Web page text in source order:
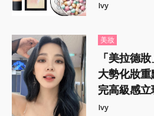
Ivy
美妝
「美拉德
大勢化妝
完高級感立
Ivy